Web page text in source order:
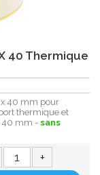
40 Thermique
40 mm pour
thermique et
40 mm - sans
+